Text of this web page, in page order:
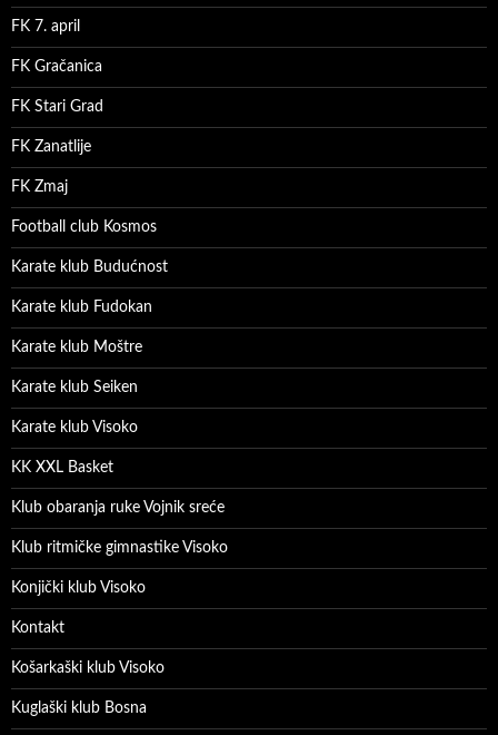
FK 7. april
FK Gračanica
FK Stari Grad
FK Zanatlije
FK Zmaj
Football club Kosmos
Karate klub Budućnost
Karate klub Fudokan
Karate klub Moštre
Karate klub Seiken
Karate klub Visoko
KK XXL Basket
Klub obaranja ruke Vojnik sreće
Klub ritmičke gimnastike Visoko
Konjički klub Visoko
Kontakt
Košarkaški klub Visoko
Kuglaški klub Bosna